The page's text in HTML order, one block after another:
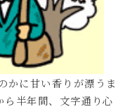
かに甘い香りが漂うま
半年間、文字通り心